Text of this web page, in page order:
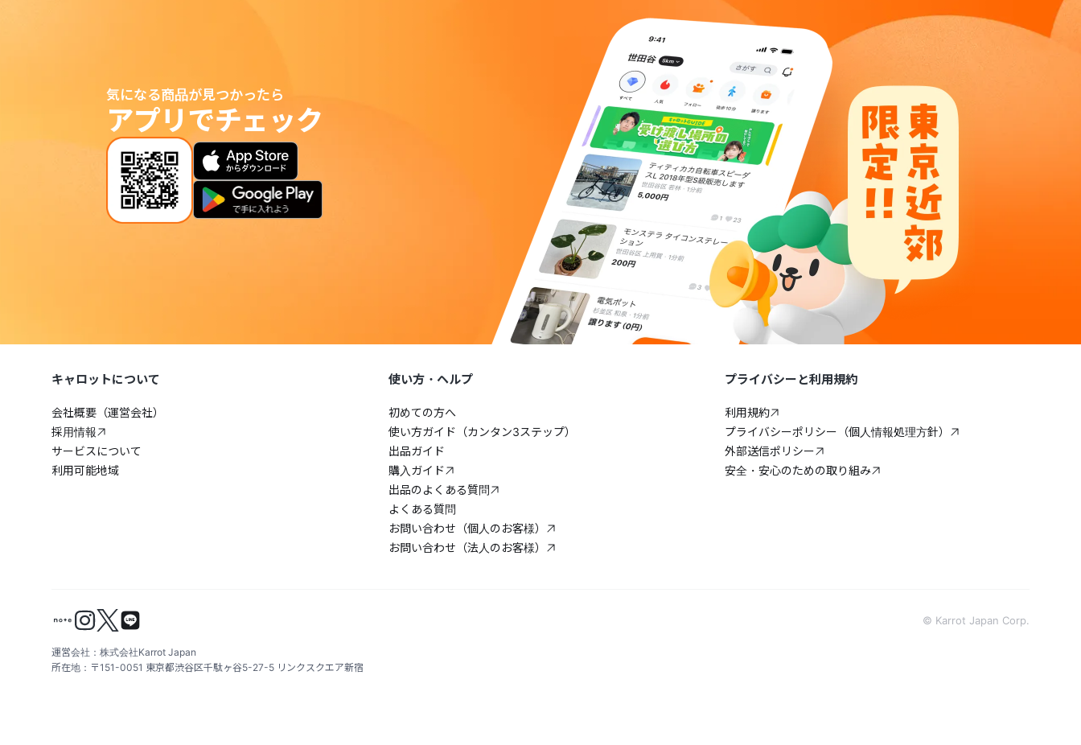
気になる商品が見つかったら
アプリでチェック
キャロットについて
会社概要（運営会社）
採用情報
サービスについて
利用可能地域
使い方・ヘルプ
初めての方へ
使い方ガイド（カンタン3ステップ）
出品ガイド
購入ガイド
出品のよくある質問
よくある質問
お問い合わせ（個人のお客様）
お問い合わせ（法人のお客様）
プライバシーと利用規約
利用規約
プライバシーポリシー（個人情報処理方針）
外部送信ポリシー
安全・安心のための取り組み
© Karrot Japan Corp.
運営会社：株式会社Karrot Japan
所在地：〒151-0051 東京都渋谷区千駄ヶ谷5-27-5 リンクスクエア新宿